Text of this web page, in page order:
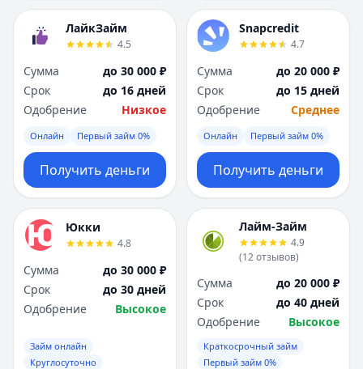
ЛайкЗайм
4.5
Сумма
до 30 000 ₽
Срок
до 16 дней
Одобрение
Низкое
Онлайн Первый займ 0%
Получить деньги
Snapcredit
4.7
Сумма
до 20 000 ₽
Срок
до 15 дней
Одобрение
Среднее
Онлайн Первый займ 0%
Получить деньги
Юкки
4.8
Сумма
до 30 000 ₽
Срок
до 30 дней
Одобрение
Высокое
Займ онлайн
Круглосуточно
Лайм-Займ
4.9
(12отзывов)
Сумма
до 20 000 ₽
Срок
до 40 дней
Одобрение
Высокое
Краткосрочный займ
Первый займ 0%